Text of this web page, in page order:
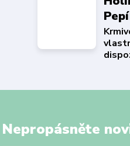
Nepropásněte